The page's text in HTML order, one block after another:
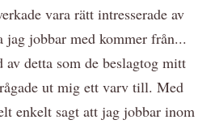
vara rätt intresserade av
jobbar med kommer från...
detta som de beslagtog mitt
ut mig ett varv till. Med
enkelt sagt att jag jobbar inom